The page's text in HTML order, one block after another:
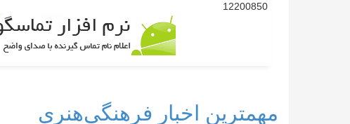
12200850
مهمترین اخبار فرهنگی‌هنری